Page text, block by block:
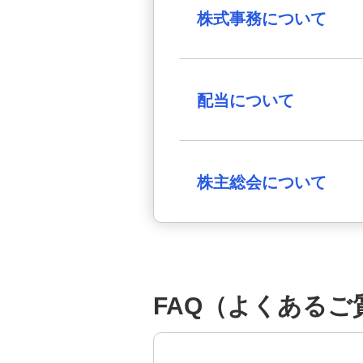
株式事務について
配当について
株主総会について
FAQ（よくあるご